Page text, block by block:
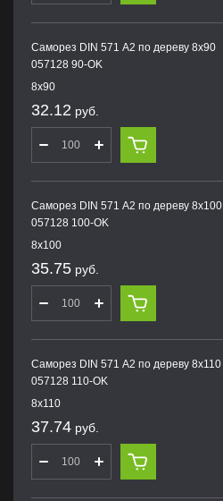
Саморез DIN 571 А2 по дереву 8х90
057128 90-OK
8х90
32.12 руб.
Саморез DIN 571 А2 по дереву 8х100
057128 100-OK
8х100
35.75 руб.
Саморез DIN 571 А2 по дереву 8х110
057128 110-OK
8х110
37.74 руб.